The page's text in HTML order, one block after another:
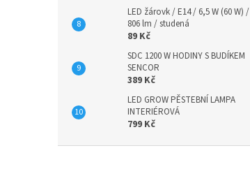
LED žárovk / E14 / 6,5 W (60 W) /
806 lm / studená
89 Kč
SDC 1200 W HODINY S BUDÍKEM
SENCOR
389 Kč
LED GROW PĚSTEBNÍ LAMPA
INTERIÉROVÁ
799 Kč